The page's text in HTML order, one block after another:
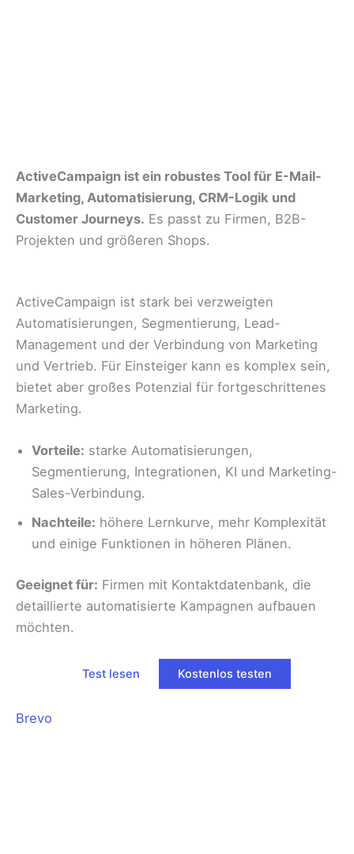
ActiveCampaign ist ein robustes Tool für E-Mail-
Marketing, Automatisierung, CRM-Logik und
Customer Journeys. Es passt zu Firmen, B2B-
Projekten und größeren Shops.
ActiveCampaign ist stark bei verzweigten
Automatisierungen, Segmentierung, Lead-
Management und der Verbindung von Marketing
und Vertrieb. Für Einsteiger kann es komplex sein,
bietet aber großes Potenzial für fortgeschrittenes
Marketing.
Vorteile: starke Automatisierungen,
Segmentierung, Integrationen, KI und Marketing-
Sales-Verbindung.
Nachteile: höhere Lernkurve, mehr Komplexität
und einige Funktionen in höheren Plänen.
Geeignet für: Firmen mit Kontaktdatenbank, die
detaillierte automatisierte Kampagnen aufbauen
möchten.
Test lesen Kostenlos testen
Brevo